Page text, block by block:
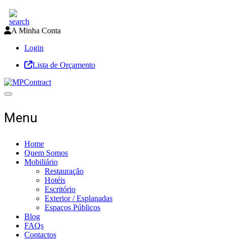
A Minha Conta
Login
Lista de Orçamento
Toggle navigation
Menu
Home
Quem Somos
Mobiliário
Restauração
Hotéis
Escritório
Exterior / Esplanadas
Espaços Públicos
Blog
FAQs
Contactos